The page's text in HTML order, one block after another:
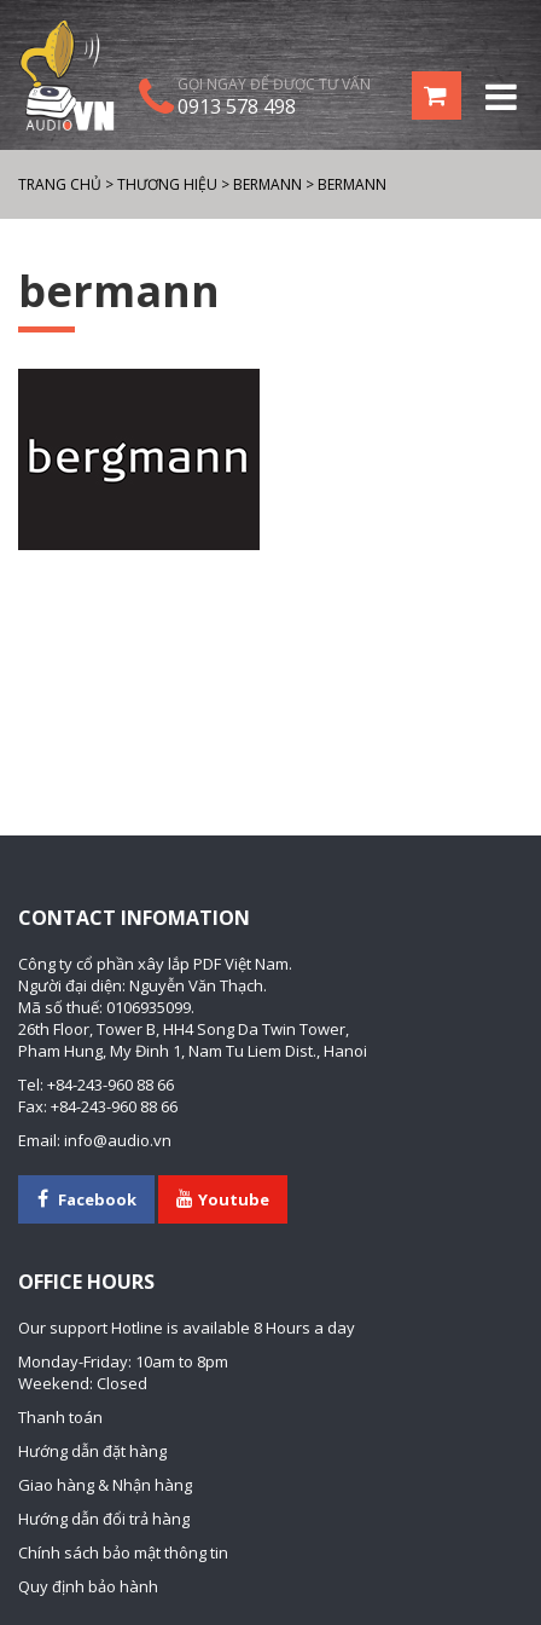
GỌI NGAY ĐỂ ĐƯỢC TƯ VẤN
0913 578 498
TRANG CHỦ >THƯƠNG HIỆU > BERMANN > BERMANN
bermann
CONTACT INFOMATION
Công ty cổ phần xây lắp PDF Việt Nam.
Người đại diện: Nguyễn Văn Thạch.
Mã số thuế: 0106935099.
26th Floor, Tower B, HH4 Song Da Twin Tower,
Pham Hung, My Đinh 1, Nam Tu Liem Dist., Hanoi
Tel: +84-243-960 88 66
Fax: +84-243-960 88 66
Email: info@audio.vn
Facebook Youtube
OFFICE HOURS
Our support Hotline is available 8 Hours a day
Monday-Friday: 10am to 8pm
Weekend: Closed
Thanh toán
Hướng dẫn đặt hàng
Giao hàng & Nhận hàng
Hướng dẫn đổi trả hàng
Chính sách bảo mật thông tin
Quy định bảo hành